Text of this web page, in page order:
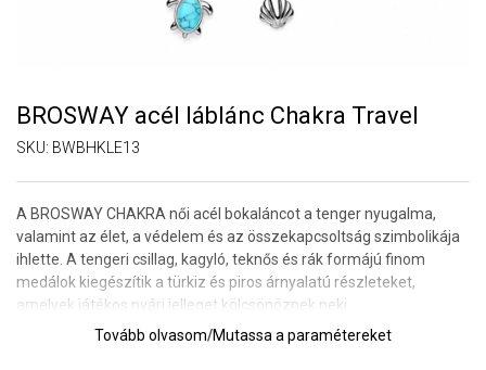
BROSWAY acél láblánc Chakra Travel
SKU: BWBHKLE13
A BROSWAY CHAKRA női acél bokaláncot a tenger nyugalma,
valamint az élet, a védelem és az összekapcsoltság szimbolikája
ihlette. A tengeri csillag, kagyló, teknős és rák formájú finom
medálok kiegészítik a türkiz és piros árnyalatú részleteket,
amelyek játékos nyári jelleget kölcsönöznek neki.
Könnyű és elegáns kialakítása nagyszerűen mutat majd
Tovább olvasom/Mutassa a paramétereket